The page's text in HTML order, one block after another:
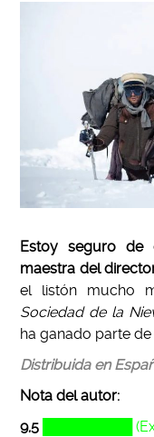
Estoy seguro de
maestra del
el listón mucho
Sociedad de la
ha ganado parte
Distribuida en
Nota del autor:
9,5
█████████